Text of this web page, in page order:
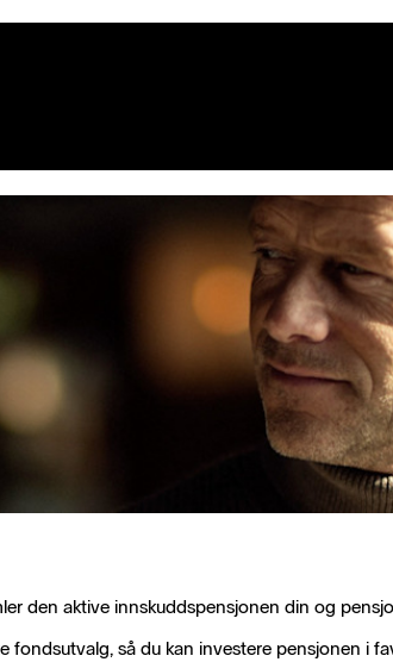
den aktive innskuddspensjonen din og
så du kan investere pensjonen i